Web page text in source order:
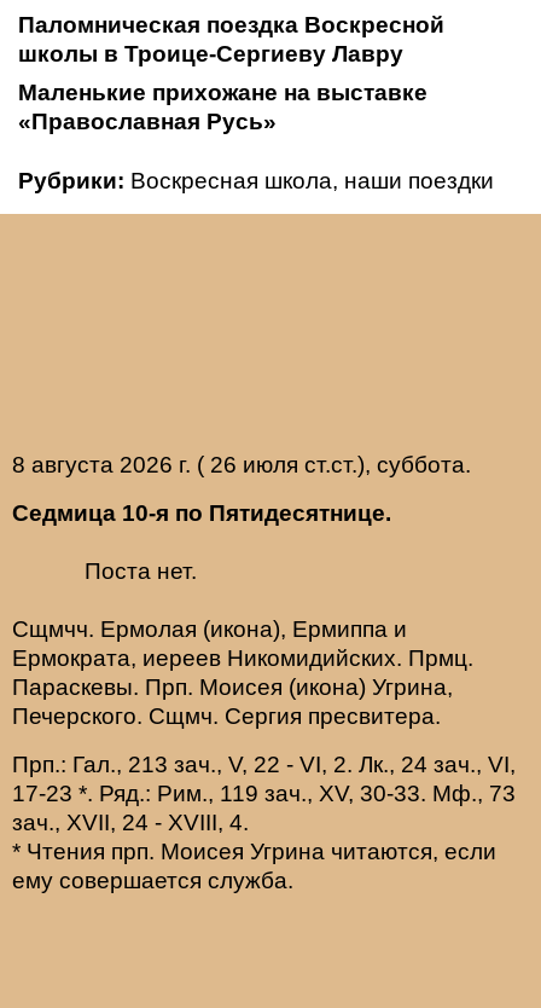
Паломническая поездка Воскресной
школы в Троице-Сергиеву Лавру
Маленькие прихожане на выставке
«Православная Русь»
Рубрики: Воскресная школа, наши поездки
8 августа 2026 г. ( 26 июля ст.ст.), суббота.
Седмица 10-я по Пятидесятнице.
Поста нет.
Сщмчч. Ермолая (икона), Ермиппа и
Ермократа, иереев Никомидийских. Прмц.
Параскевы. Прп. Моисея (икона) Угрина,
Печерского. Сщмч. Сергия пресвитера.
Прп.: Гал., 213 зач., V, 22 - VI, 2. Лк., 24 зач., VI,
17-23 *. Ряд.: Рим., 119 зач., XV, 30-33. Мф., 73
зач., XVII, 24 - XVIII, 4.
* Чтения прп. Моисея Угрина читаются, если
ему совершается служба.